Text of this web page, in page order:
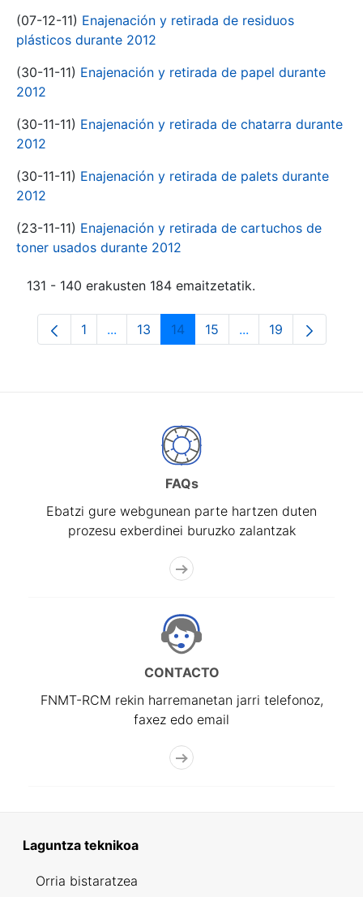
(07-12-11) Enajenación y retirada de residuos
plásticos durante 2012
(30-11-11) Enajenación y retirada de papel durante
2012
(30-11-11) Enajenación y retirada de chatarra durante
2012
(30-11-11) Enajenación y retirada de palets durante
2012
(23-11-11) Enajenación y retirada de cartuchos de
toner usados durante 2012
131 - 140 erakusten 184 emaitzetatik.
Orrialdea
1 ...Intermediate Pages Use TAB to navigate.
Orrialdea
13 Orrialdea
14 Orrialdea
15 ...Intermediate
Orrialdea
19
FAQs
Ebatzi gure webgunean parte hartzen duten
prozesu exberdinei buruzko zalantzak
CONTACTO
FNMT-RCM rekin harremanetan jarri telefonoz,
faxez edo email
Laguntza teknikoa
Orria bistaratzea